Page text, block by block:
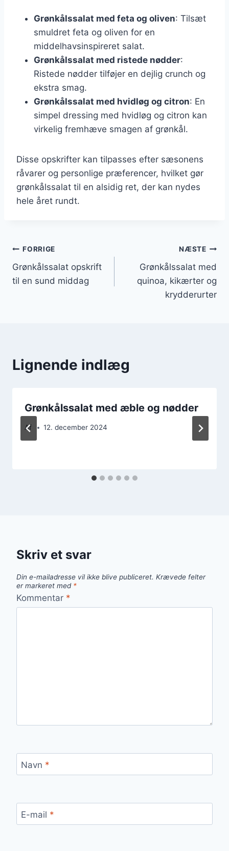
Grønkålssalat med feta og oliven: Tilsæt
smuldret feta og oliven for en
middelhavsinspireret salat.
Grønkålssalat med ristede nødder:
Ristede nødder tilføjer en dejlig crunch og
ekstra smag.
Grønkålssalat med hvidløg og citron: En
simpel dressing med hvidløg og citron kan
virkelig fremhæve smagen af grønkål.
Disse opskrifter kan tilpasses efter sæsonens
råvarer og personlige præferencer, hvilket gør
grønkålssalat til en alsidig ret, der kan nydes
hele året rundt.
Indlægsnavigation
FORRIGE
Grønkålssalat opskrift
til en sund middag
NÆSTE
Grønkålssalat med
quinoa, kikærter og
krydderurter
Lignende indlæg
Grønkålssalat med æble og nødder
Af 12. december 2024
Skriv et svar
Din e-mailadresse vil ikke blive publiceret. Krævede felter
er markeret med *
Kommentar *
Navn *
E-mail *